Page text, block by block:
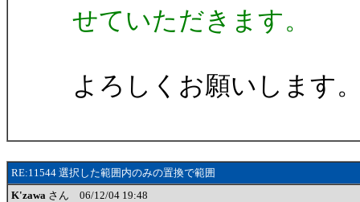
せていただきます。
よろしくお願いします
RE:11544 選択した範囲内のみの置換で範囲
K'zawa さん 06/12/04 19:48